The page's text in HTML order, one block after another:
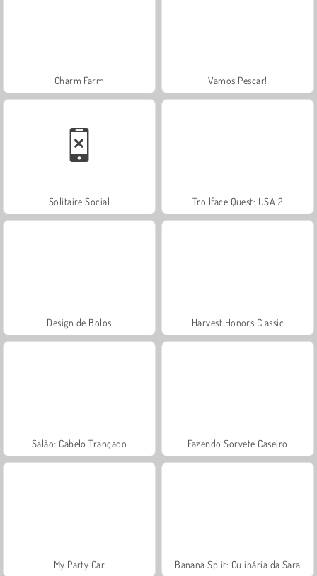
Charm Farm Vamos Pescar!
Solitaire Social Trollface Quest: USA 2
Design de Bolos Harvest Honors Classic
Salão: Cabelo Trançado Fazendo Sorvete Caseiro
My Party Car Banana Split: Culinária da Sara